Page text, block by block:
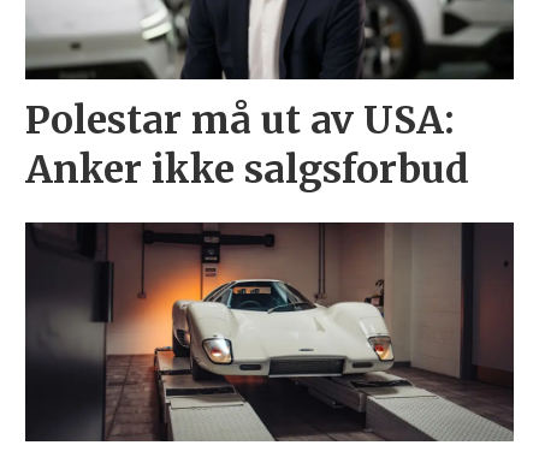
Polestar må ut av USA:
Anker ikke salgsforbud